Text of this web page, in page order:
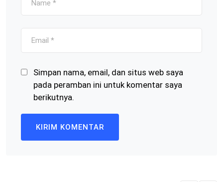
Simpan nama, email, dan situs web saya
pada peramban ini untuk komentar saya
berikutnya.